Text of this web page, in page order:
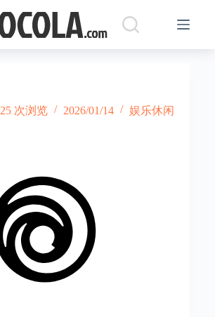
25 次浏览 2026/01/14 娱乐休闲